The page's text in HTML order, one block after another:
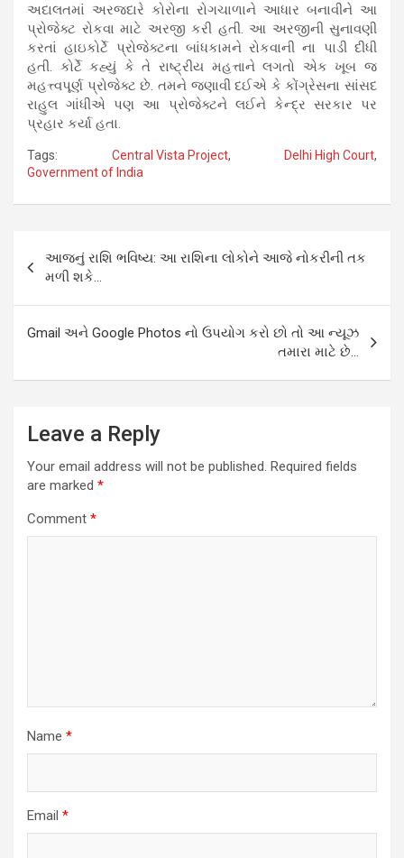
અદાલતમાં અરજદારે કોરોના રોગચાળાને આધાર બનાવીને આ
પ્રોજેક્ટ રોકવા માટે અરજી કરી હતી. આ અરજીની સુનાવણી
કરતાં હાઇકોર્ટે પ્રોજેક્ટના બાંધકામને રોકવાની ના પાડી દીધી
હતી. કોર્ટે કહ્યું કે તે રાષ્ટ્રીય મહત્તાને લગતો એક ખૂબ જ
મહત્ત્વપૂર્ણ પ્રોજેક્ટ છે. તમને જણાવી દઈએ કે કોંગ્રેસના સાંસદ
રાહુલ ગાંધીએ પણ આ પ્રોજેક્ટને લઈને કેન્દ્ર સરકાર પર
પ્રહાર કર્યા હતા.
Tags: Central Vista Project, Delhi High Court,
Government of India
navigation
આજનું રાશિ ભવિષ્ય: આ રાશિના લોકોને આજે નોકરીની તક
મળી શકે…
Gmail અને Google Photos નો ઉપયોગ કરો છો તો આ ન્યૂઝ
તમારા માટે છે…
Leave a Reply
Your email address will not be published. Required fields
are marked *
Comment *
Name *
Email *